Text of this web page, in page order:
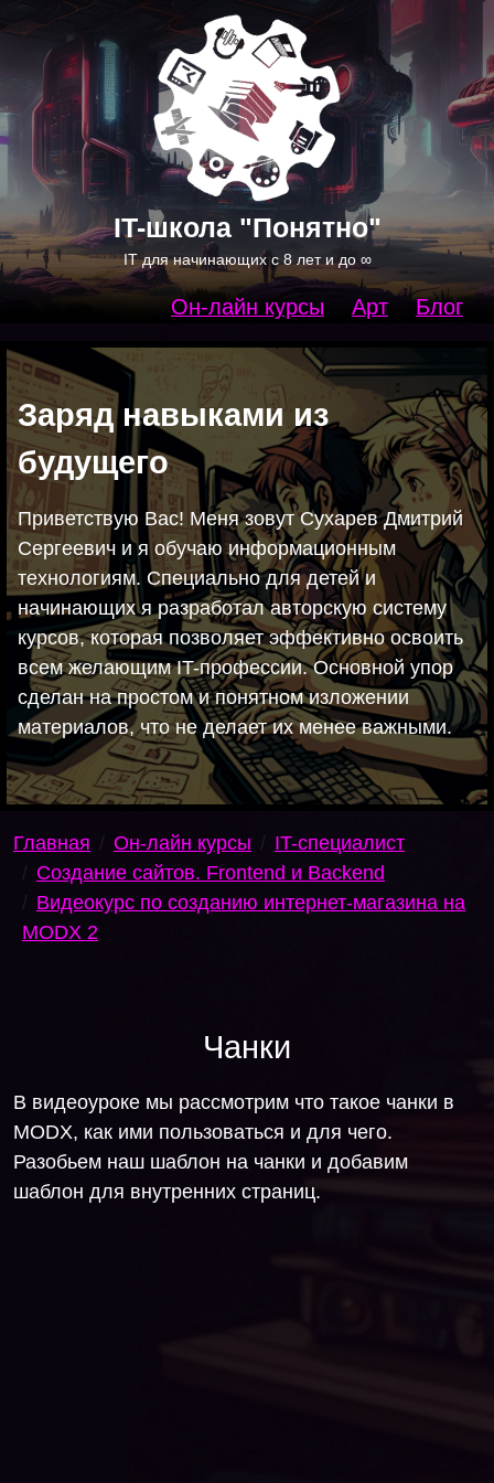
IT-школа "Понятно"
IT для начинающих c 8 лет и до ∞
Он-лайн курсы Арт Блог
Заряд навыками из
будущего
Приветствую Вас! Меня зовут Сухарев Дмитрий
Сергеевич и я обучаю информационным
технологиям. Специально для детей и
начинающих я разработал авторскую систему
курсов, которая позволяет эффективно освоить
всем желающим IT-профессии. Основной упор
сделан на простом и понятном изложении
материалов, что не делает их менее важными.
Главная Он-лайн курсы
IT-специалист
Создание сайтов. Frontend и Backend
Видеокурс по созданию интернет-магазина на
MODX 2
Чанки
В видеоуроке мы рассмотрим что такое чанки в
MODX, как ими пользоваться и для чего.
Разобьем наш шаблон на чанки и добавим
шаблон для внутренних страниц.